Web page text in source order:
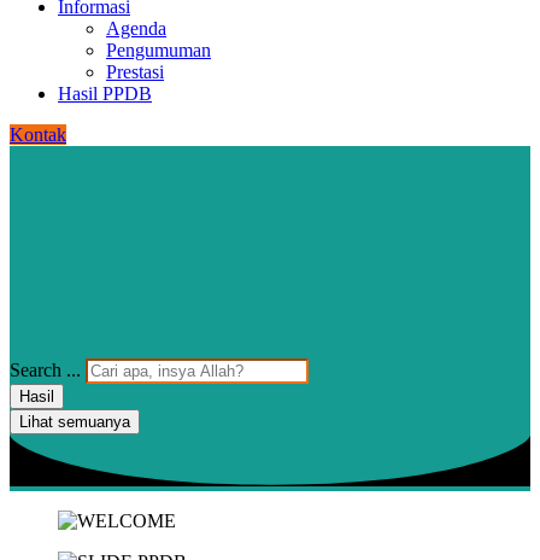
Informasi
Agenda
Pengumuman
Prestasi
Hasil PPDB
Kontak
Search ...
Hasil
Lihat semuanya